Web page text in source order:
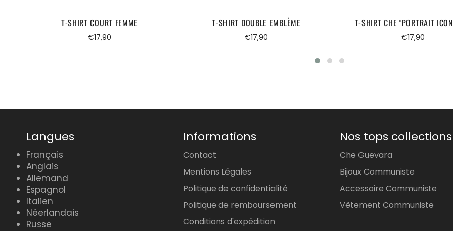
T-SHIRT COURT FEMME
Prix
€17,90
T-SHIRT DOUBLE EMBLÈME
Prix
€17,90
T-SHIRT CHE "PORTRAIT
Prix
€17,90
Langues
Français
Anglais
Allemand
Espagnol
Italien
Néerlandais
Russe
Informations
Contact
Mentions Légales
Politique de confidentialité
Politique de remboursement
Conditions d'expédition
Nos tops collections
Che Guevara
Bijoux Communiste
Accessoire Communiste
Vêtement Communiste